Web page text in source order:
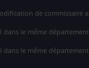
de commissaire
dans le même département
dans le même